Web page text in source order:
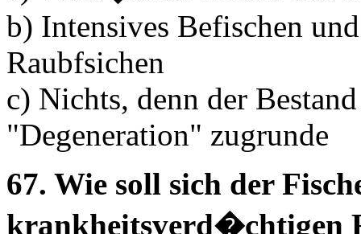
b) Intensives Befischen
Raubfsichen
c) Nichts, denn der
"Degeneration" zugrunde
67. Wie soll sich der
krankheitsverd�chtigen